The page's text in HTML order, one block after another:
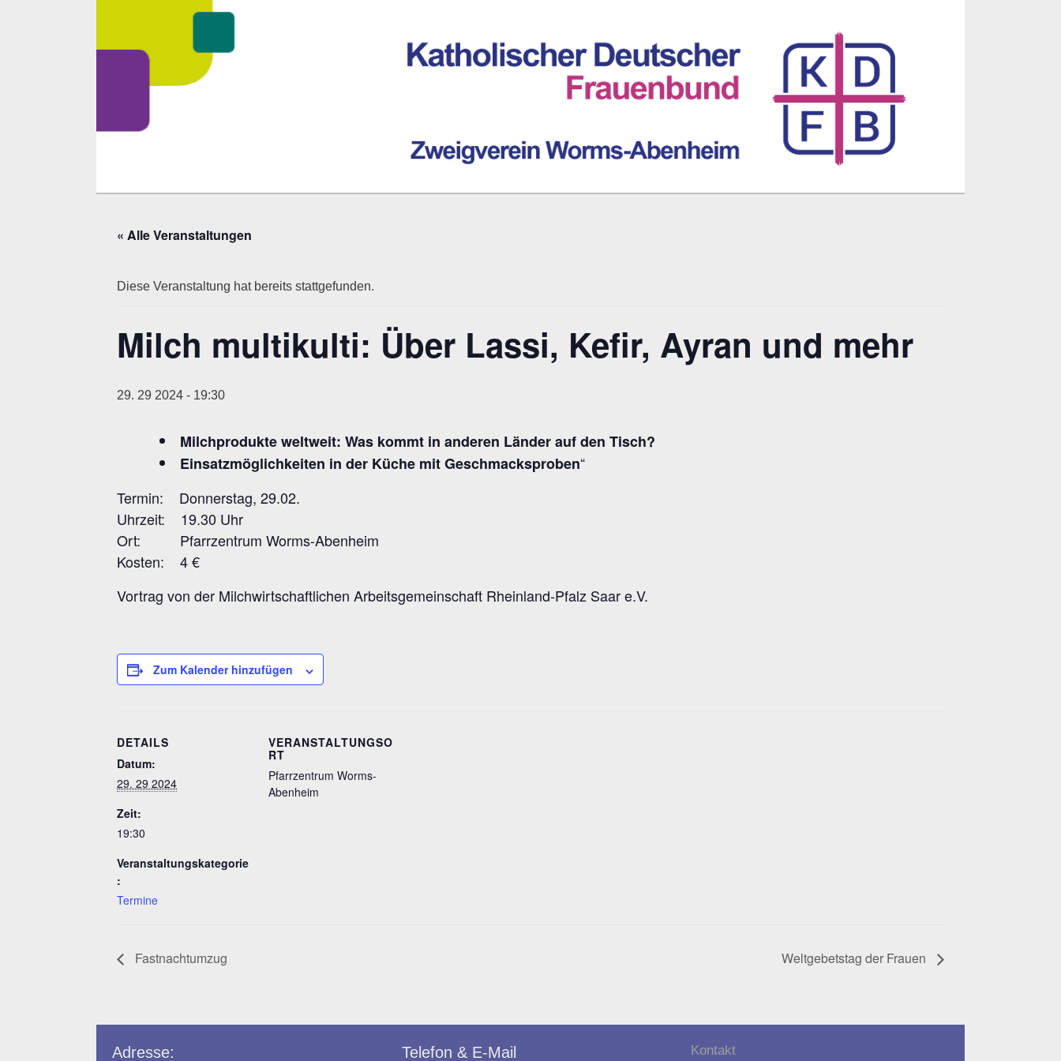
« Alle Veranstaltungen
Diese Veranstaltung hat bereits stattgefunden.
Milch multikulti: Über Lassi, Kefir, Ayran und mehr
29. 29 2024 - 19:30
Milchprodukte weltweit: Was kommt in anderen Länder auf den Tisch?
Einsatzmöglichkeiten in der Küche mit Geschmacksproben“
Termin: Donnerstag, 29.02.
Uhrzeit: 19.30 Uhr
Ort: Pfarrzentrum Worms-Abenheim
Kosten: 4 €
Vortrag von der Milchwirtschaftlichen Arbeitsgemeinschaft Rheinland-Pfalz Saar e.V.
Zum Kalender hinzufügen
DETAILS
Datum:
29. 29 2024
Zeit:
19:30
Veranstaltungskategorie
:
Termine
VERANSTALTUNGSO
RT
Pfarrzentrum Worms-
Abenheim
Fastnachtumzug Weltgebetstag der Frauen
Adresse: Telefon & E-Mail Kontakt